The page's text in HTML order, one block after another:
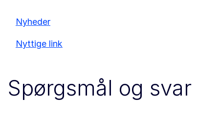
Nyheder
Nyttige link
Spørgsmål og svar